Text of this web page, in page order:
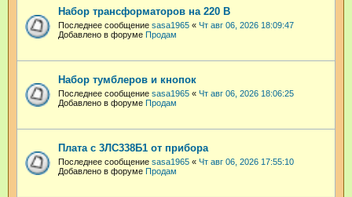
Набор трансформаторов на 220 В
Последнее сообщение sasa1965 « Чт авг 06, 2026 18:09:47
Добавлено в форуме Продам
Набор тумблеров и кнопок
Последнее сообщение sasa1965 « Чт авг 06, 2026 18:06:25
Добавлено в форуме Продам
Плата с 3ЛС338Б1 от прибора
Последнее сообщение sasa1965 « Чт авг 06, 2026 17:55:10
Добавлено в форуме Продам